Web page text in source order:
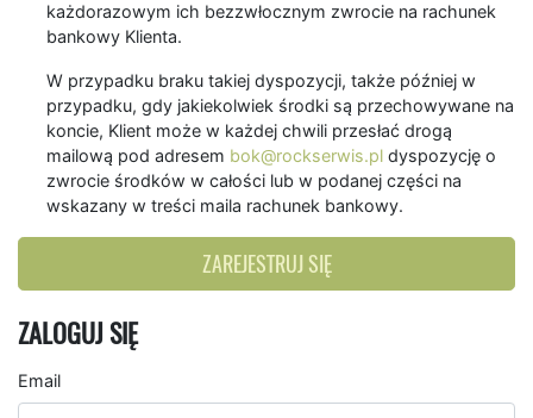
każdorazowym ich bezzwłocznym zwrocie na rachunek
bankowy Klienta.
W przypadku braku takiej dyspozycji, także później w
przypadku, gdy jakiekolwiek środki są przechowywane na
koncie, Klient może w każdej chwili przesłać drogą
mailową pod adresem bok@rockserwis.pl dyspozycję o
zwrocie środków w całości lub w podanej części na
wskazany w treści maila rachunek bankowy.
ZAREJESTRUJ SIĘ
ZALOGUJ SIĘ
Email